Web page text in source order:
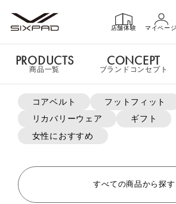
店舗体験 マイページ
PRODUCTS商品一覧
GIFT ギフト
よく検索されているキーワード
コアベルト
フットフィット
リカバリーウェア
ギフト
女性におすすめ
すべての商品から探す
PRODUCTS
商品一覧
CONCEPT
ブランドコンセプト
申し訳ございません。この商品には詳細情